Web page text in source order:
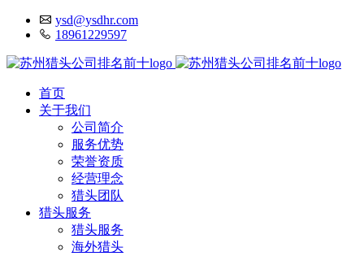
ysd@ysdhr.com
18961229597
首页
关于我们
公司简介
服务优势
荣誉资质
经营理念
猎头团队
猎头服务
猎头服务
海外猎头